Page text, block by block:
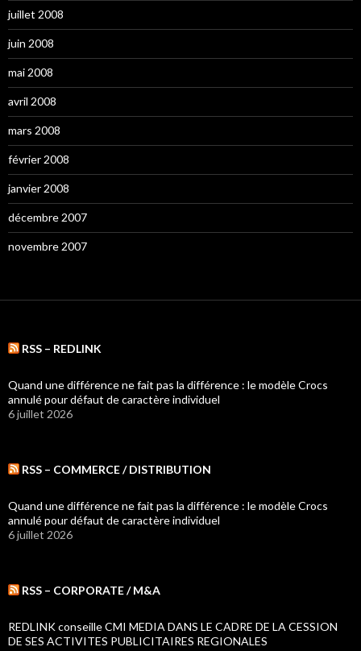
juillet 2008
juin 2008
mai 2008
avril 2008
mars 2008
février 2008
janvier 2008
décembre 2007
novembre 2007
RSS – REDLINK
Quand une différence ne fait pas la différence : le modèle Crocs
annulé pour défaut de caractère individuel
6 juillet 2026
RSS – COMMERCE / DISTRIBUTION
Quand une différence ne fait pas la différence : le modèle Crocs
annulé pour défaut de caractère individuel
6 juillet 2026
RSS – CORPORATE / M&A
REDLINK conseille CMI MEDIA DANS LE CADRE DE LA CESSION
DE SES ACTIVITES PUBLICITAIRES REGIONALES